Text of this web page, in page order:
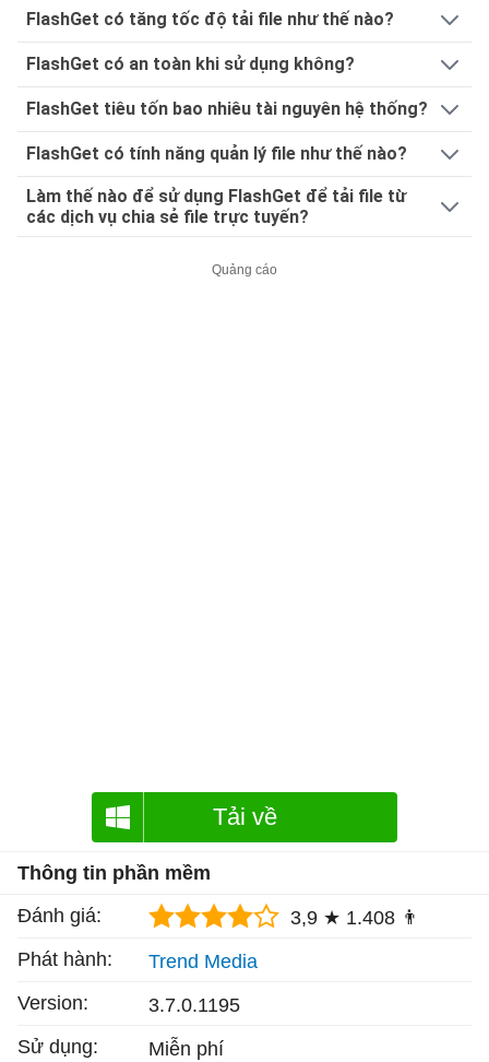
FlashGet có tăng tốc độ tải file như thế nào?
FlashGet có an toàn khi sử dụng không?
FlashGet tiêu tốn bao nhiêu tài nguyên hệ thống?
FlashGet có tính năng quản lý file như thế nào?
Làm thế nào để sử dụng FlashGet để tải file từ
các dịch vụ chia sẻ file trực tuyến?
Tải về
Thông tin phần mềm
Đánh giá:
3,9 ★ 1.408 👨
Phát hành:
Trend Media
Version:
3.7.0.1195
Sử dụng:
Miễn phí